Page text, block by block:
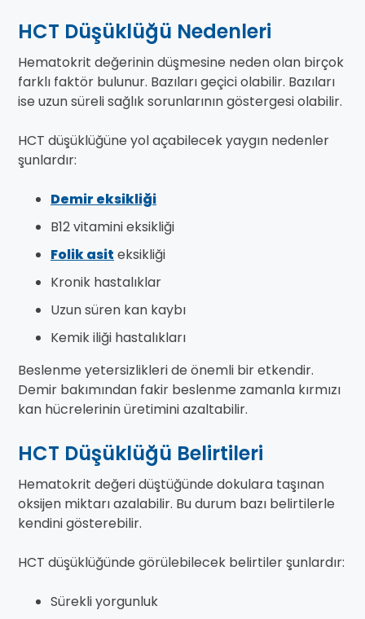
HCT Düşüklüğü Nedenleri
Hematokrit değerinin düşmesine neden olan birçok
farklı faktör bulunur. Bazıları geçici olabilir. Bazıları
ise uzun süreli sağlık sorunlarının göstergesi olabilir.
HCT düşüklüğüne yol açabilecek yaygın nedenler
şunlardır:
Demir eksikliği
B12 vitamini eksikliği
Folik asit eksikliği
Kronik hastalıklar
Uzun süren kan kaybı
Kemik iliği hastalıkları
Beslenme yetersizlikleri de önemli bir etkendir.
Demir bakımından fakir beslenme zamanla kırmızı
kan hücrelerinin üretimini azaltabilir.
HCT Düşüklüğü Belirtileri
Hematokrit değeri düştüğünde dokulara taşınan
oksijen miktarı azalabilir. Bu durum bazı belirtilerle
kendini gösterebilir.
HCT düşüklüğünde görülebilecek belirtiler şunlardır:
Sürekli yorgunluk